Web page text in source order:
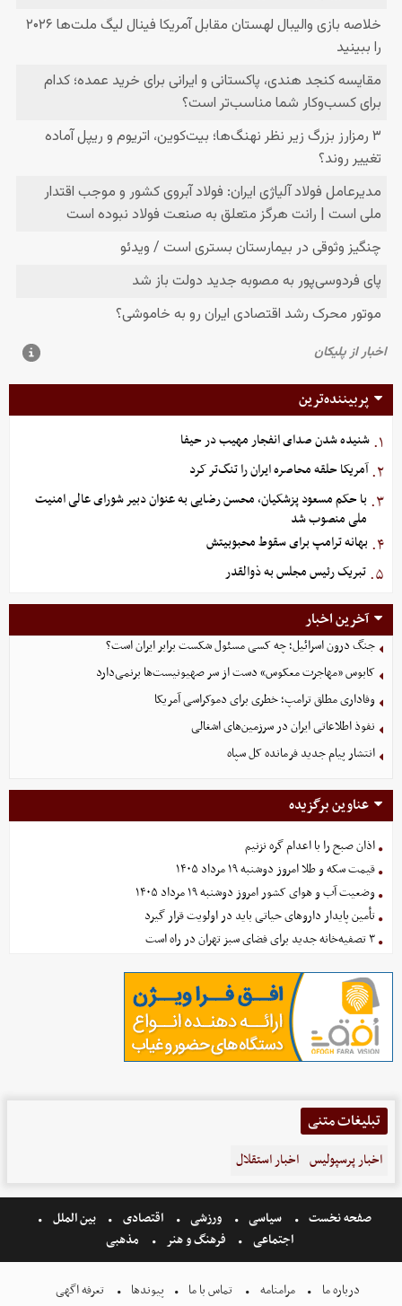
پربیننده‌ترین
۱. شنیده شدن صدای انفجار مهیب در حیفا
۲. آمریکا حلقه محاصره ایران را تنگ‌تر کرد
۳. با حکم مسعود پزشکیان، محسن رضایی به عنوان دبیر شورای عالی امنیت
ملی منصوب شد
۴. بهانه ترامپ برای سقوط محبوبیتش
۵. تبریک رئیس مجلس به ذوالقدر
آخرین اخبار
جنگ درون اسرائیل؛ چه کسی مسئول شکست برابر ایران است؟
کابوس «مهاجرت معکوس» دست از سر صهیونیست‌ها برنمی‌دارد
وفاداری مطلق ترامپ؛ خطری برای دموکراسی آمریکا
نفوذ اطلاعاتی ایران در سرزمین‌های اشغالی
انتشار پیام جدید فرمانده کل سپاه
عناوین برگزیده
اذان صبح را با اعدام گره نزنیم
قیمت سکه و طلا امروز دوشنبه ۱۹ مرداد ۱۴۰۵
وضعیت آب و هوای کشور امروز دوشنبه ۱۹ مرداد ۱۴۰۵
تأمین پایدار داروهای حیاتی باید در اولویت قرار گیرد
۳ تصفیه‌خانه جدید برای فضای سبز تهران در راه است
تبلیغات متنی
اخبار پرسپولیس اخبار استقلال
صفحه نخست سیاسی ورزشی اقتصادی
بین الملل
اجتماعی
فرهنگ و هنر مذهبی
درباره ما مرامنامه تماس با ما پیوندها تعرفه اگهی